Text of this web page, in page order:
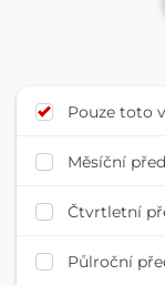
Pouze toto
Měsíční
Čtvrtletní
Půlroční